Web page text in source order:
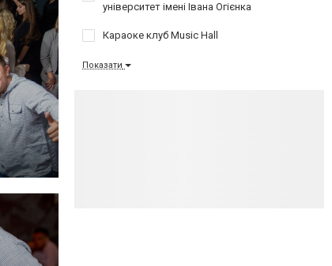
університет імені Івана Огієнка
Караоке клуб Music Hall
Показати